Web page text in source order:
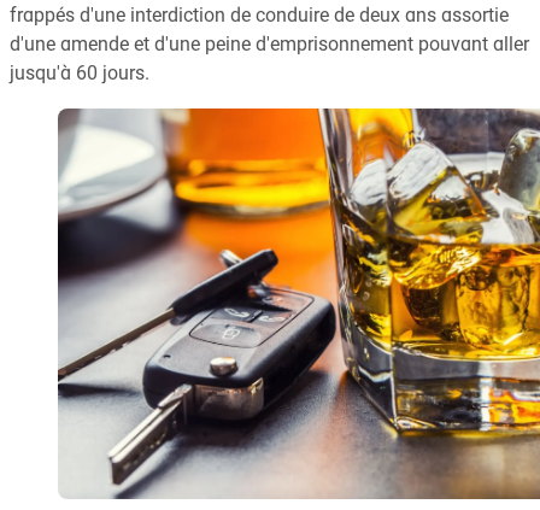
frappés d'une interdiction de conduire de deux ans assortie
d'une amende et d'une peine d'emprisonnement pouvant aller
jusqu'à 60 jours.